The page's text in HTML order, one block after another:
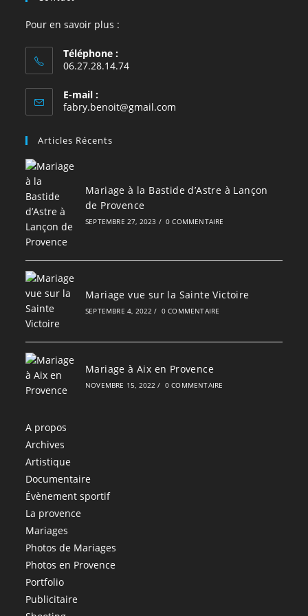
Pour en savoir plus :
Téléphone :
06.27.28.14.74
E-mail :
fabry.benoit@gmail.com
Articles Récents
Mariage à la Bastide d’Astre à Lançon
de Provence
SEPTEMBRE 27, 2023 / 0 COMMENTAIRE
Mariage vue sur la Sainte Victoire
SEPTEMBRE 4, 2022 / 0 COMMENTAIRE
Mariage à Aix en Provence
NOVEMBRE 15, 2022 / 0 COMMENTAIRE
A propos
Archives
Artistique
Documentaire
Évènement sportif
La provence
Mariages
Photos de Mariages
Photos en Provence
Portfolio
Publicitaire